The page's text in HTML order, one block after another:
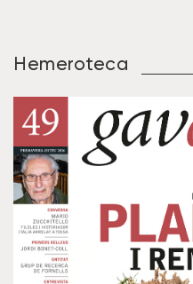
Hemeroteca